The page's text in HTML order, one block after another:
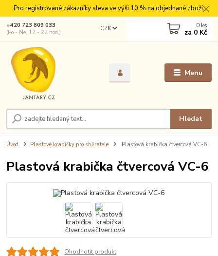
Pro registrované zákazníky sleva ve výši 10 % na objednané zboží.
Menu
CZK
Hledat
+420 723 809 033
(Po - Ne, 12 - 22 hod.)
0 ks
za 0 Kč
Úvod Plastové krabičky pro sběratele Plastová krabička čtvercová VC-6
Plastová krabička čtvercová VC-6
Ohodnotit produkt